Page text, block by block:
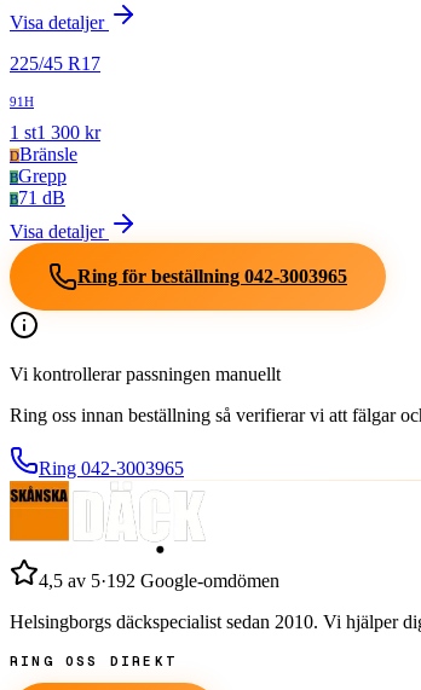
Visa detaljer
225/45 R17
91H
1 st1 300 kr
DBränsle
BGrepp
B71 dB
Visa detaljer
Ring för beställning 042-3003965
Vi kontrollerar passningen manuellt
Ring oss innan beställning så verifierar vi att fälgar
Ring 042-3003965
4,5 av 5·192 Google-omdömen
Helsingborgs däckspecialist sedan 2010. Vi hjälper
RING OSS DIREKT